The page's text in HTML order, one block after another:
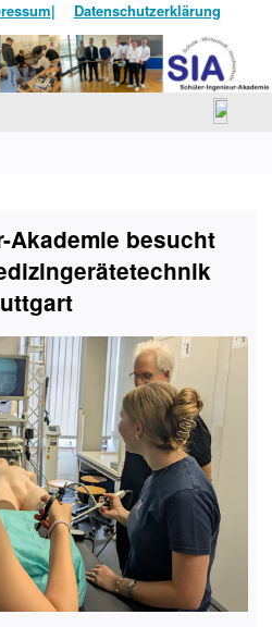
| Datenschutzerklärung
Akademie besucht